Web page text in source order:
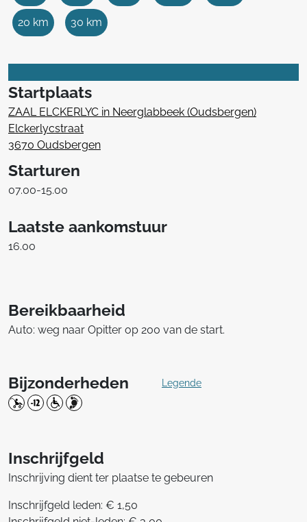
20 km 30 km
Startplaats
ZAAL ELCKERLYC in Neerglabbeek (Oudsbergen)
Elckerlycstraat
3670 Oudsbergen
Starturen
07.00-15.00
Laatste aankomstuur
16.00
Bereikbaarheid
Auto: weg naar Opitter op 200 van de start.
Bijzonderheden Legende
Inschrijfgeld
Inschrijving dient ter plaatse te gebeuren
Inschrijfgeld leden: € 1,50